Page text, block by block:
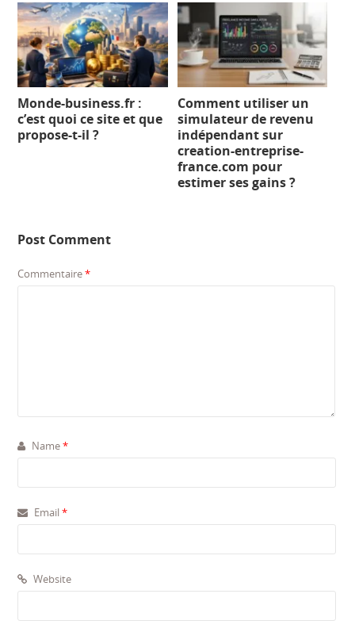
Monde-business.fr :
c’est quoi ce site et que
propose-t-il ?
Comment utiliser un
simulateur de revenu
indépendant sur
creation-entreprise-
france.com pour
estimer ses gains ?
Post Comment
Commentaire*
Name*
Email*
Website